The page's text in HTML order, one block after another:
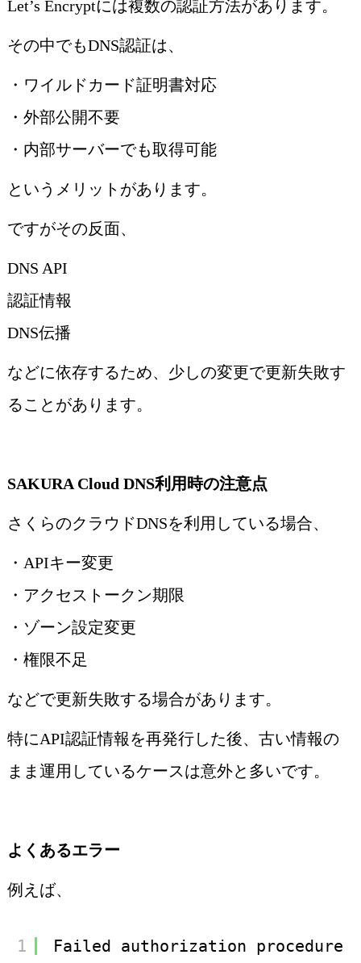
Let’s Encryptには複数の認証方法があります。
その中でもDNS認証は、
・ワイルドカード証明書対応
・外部公開不要
・内部サーバーでも取得可能
というメリットがあります。
ですがその反面、
DNS API
認証情報
DNS伝播
などに依存するため、少しの変更で更新失敗す
ることがあります。
SAKURA Cloud DNS利用時の注意点
さくらのクラウドDNSを利用している場合、
・APIキー変更
・アクセストークン期限
・ゾーン設定変更
・権限不足
などで更新失敗する場合があります。
特にAPI認証情報を再発行した後、古い情報の
まま運用しているケースは意外と多いです。
よくあるエラー
例えば、
1 Failed authorization procedure